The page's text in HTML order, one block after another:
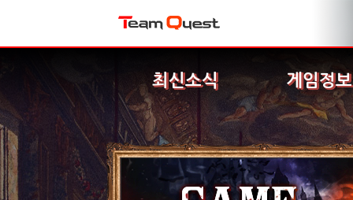
최신소식 게임정보